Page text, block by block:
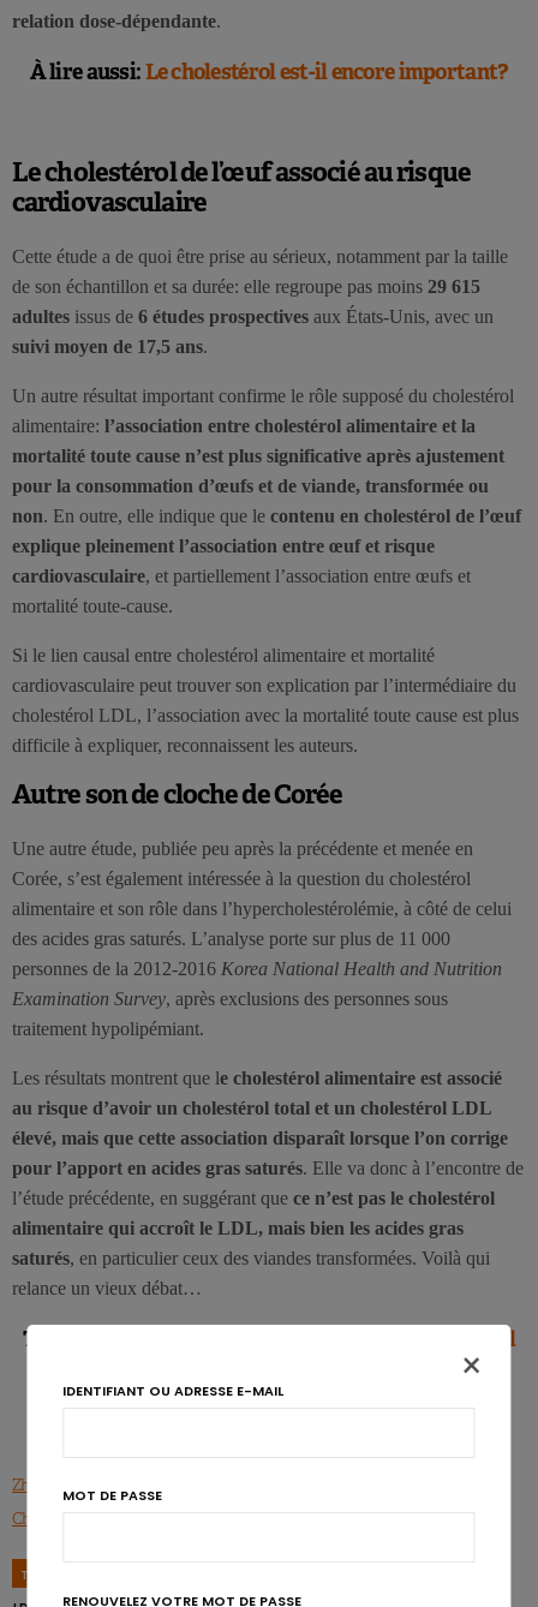
relation dose-dépendante.
À lire aussi:Le cholestérol est-il encore important?
Le cholestérol de l’œuf associé au risque
cardiovasculaire
Cette étude a de quoi être prise au sérieux, notamment par la taille
de son échantillon et sa durée: elle regroupe pas moins 29 615
adultes issus de 6 études prospectives aux États-Unis, avec un
suivi moyen de 17,5 ans.
Un autre résultat important confirme le rôle supposé du cholestérol
alimentaire: l’association entre cholestérol alimentaire et la
mortalité toute cause n’est plus significative après ajustement
pour la consommation d’œufs et de viande, transformée ou
non. En outre, elle indique que le contenu en cholestérol de l’œuf
explique pleinement l’association entre œuf et risque
cardiovasculaire, et partiellement l’association entre œufs et
mortalité toute-cause.
Si le lien causal entre cholestérol alimentaire et mortalité
cardiovasculaire peut trouver son explication par l’intermédiaire du
cholestérol LDL, l’association avec la mortalité toute cause est plus
difficile à expliquer, reconnaissent les auteurs.
Autre son de cloche de Corée
Une autre étude, publiée peu après la précédente et menée en
Corée, s’est également intéressée à la question du cholestérol
alimentaire et son rôle dans l’hypercholestérolémie, à côté de celui
des acides gras saturés. L’analyse porte sur plus de 11 000
personnes de la 2012-2016 Korea National Health and Nutrition
Examination Survey, après exclusions des personnes sous
traitement hypolipémiant.
Les résultats montrent que le cholestérol alimentaire est associé
au risque d’avoir un cholestérol total et un cholestérol LDL
élevé, mais que cette association disparaît lorsque l’on corrige
pour l’apport en acides gras saturés. Elle va donc à l’encontre de
l’étude précédente, en suggérant que ce n’est pas le cholestérol
alimentaire qui accroît le LDL, mais bien les acides gras
saturés, en particulier ceux des viandes transformées. Voilà qui
relance un vieux débat…
Télécharger le Nutrigraphics: La cible du cholestérol
Zhong V. et al., JAMA, 2019:321(11):1081-1095.
Cha D. et al.,. Nutrients, 2019 ;11(4), 846.
TAGS
×
IDENTIFIANT OU ADRESSE E-MAIL
MOT DE PASSE
RENOUVELEZ VOTRE MOT DE PASSE